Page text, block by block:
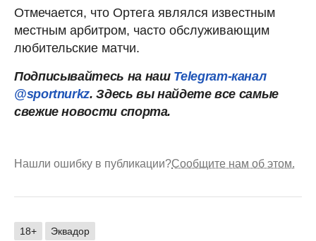
Отмечается, что Ортега являлся известным
местным арбитром, часто обслуживающим
любительские матчи.
Подписывайтесь на наш Telegram-канал
@sportnurkz. Здесь вы найдете все самые
свежие новости спорта.
Нашли ошибку в публикации?Сообщите нам об этом.
18+ Эквадор